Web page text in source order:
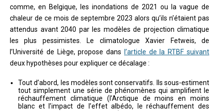
comme, en Belgique, les inondations de 2021 ou la vague de
chaleur de ce mois de septembre 2023 alors qu’ils n’étaient pas
attendus avant 2040 par les modèles de projection climatique
les plus pessimistes. Le climatologue Xavier Fetweis, de
l’Université de Liège, propose dans
l’article de la RTBF suivant
deux hypothèses pour expliquer ce décalage :
Tout d’abord, les modèles sont conservatifs. Ils sous-estiment
tout simplement une série de phénomènes qui amplifient le
réchauffement climatique (l’Arctique de moins en moins
blanc et l’impact de l’effet albédo, le réchauffement des